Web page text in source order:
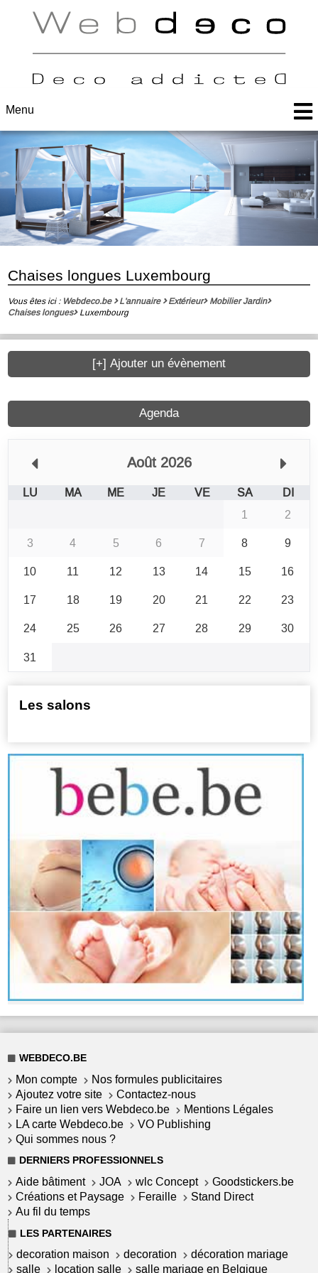
Menu
Chaises longues Luxembourg
Vous êtes ici : Webdeco.be L'annuaire Extérieur
Mobilier Jardin
Chaises longues
Luxembourg
Agenda
Août 2026
LU MA ME JE VE SA
DI
1
2
3
4 5 6 7 8
9
10
11 12 13 14 15
16
17
18 19 20 21 22
23
24
25 26 27 28 29
30
31
[+] Ajouter un évènement
Les salons
WEBDECO.BE
Mon compte
Nos formules publicitaires
Ajoutez votre site
Contactez-nous
Faire un lien vers Webdeco.be
Mentions Légales
LA carte Webdeco.be
VO Publishing
Qui sommes nous ?
DERNIERS PROFESSIONNELS
Aide bâtiment JOA wlc Concept
Goodstickers.be
Créations et Paysage
Feraille
Stand Direct
Au fil du temps
LES PARTENAIRES
decoration maison decoration
décoration mariage
salle
location salle salle mariage en Belgique